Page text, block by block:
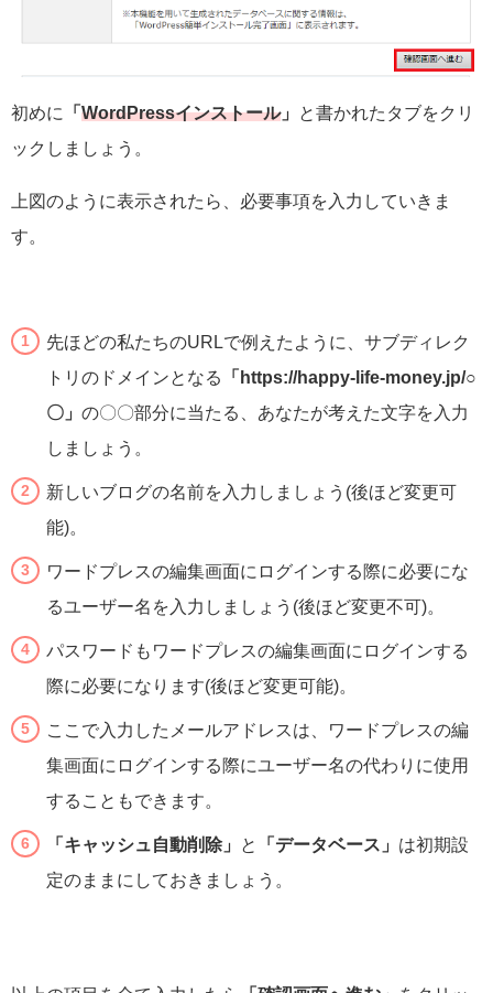
初めに 「 WordPressインストール」
と書かれたタブをクリ
ックしましょう。
上図のように表示されたら、必要事項を入力していきま
す。
先ほどの私たちのURLで例えたように、サブディレク
トリのドメインとなる
「https://happy-life-money.jp/○
〇」 の〇〇部分に当たる、あなたが考えた文字を入力
しましょう。
新しいブログの名前を入力しましょう(後ほど変更可
能)。
ワードプレスの編集画面にログインする際に必要にな
るユーザー名を入力しましょう(後ほど変更不可)。
パスワードもワードプレスの編集画面にログインする
際に必要になります(後ほど変更可能)。
ここで入力したメールアドレスは、ワードプレスの編
集画面にログインする際にユーザー名の代わりに使用
することもできます。
「キャッシュ自動削除」 と 「データベース」 は初期設
定のままにしておきましょう。